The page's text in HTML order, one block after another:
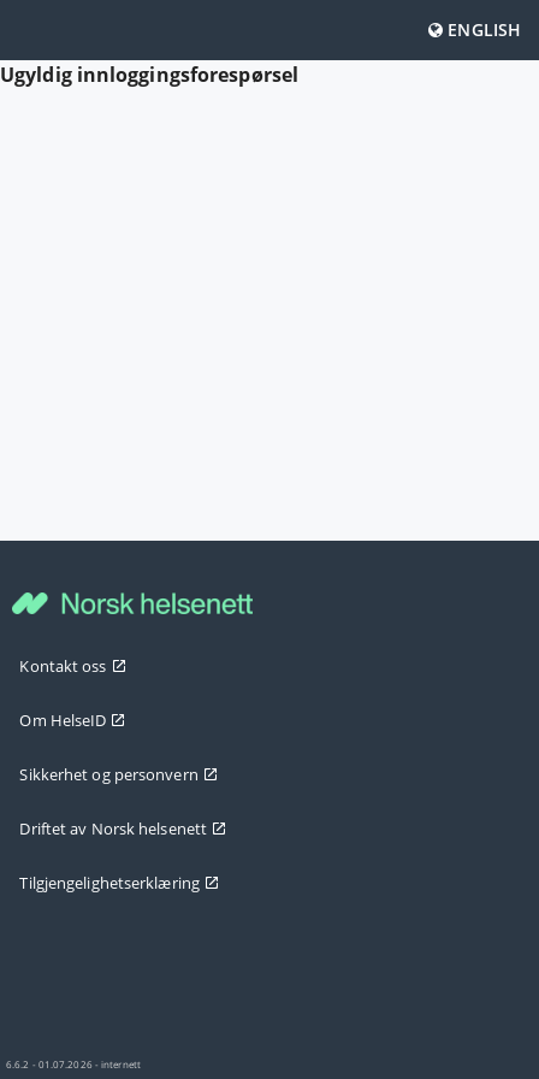
ENGLISH
Ugyldig innloggingsforespørsel
Kontakt oss
Om HelseID
Sikkerhet og personvern
Driftet av Norsk helsenett
Tilgjengelighetserklæring
6.6.2 - 01.07.2026 - internett